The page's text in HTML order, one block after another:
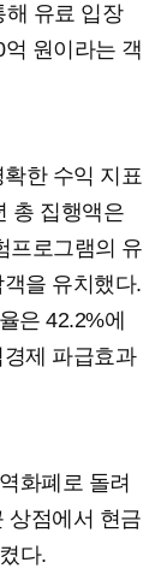
해 유료 입장
원이라는 객
한 수익 지표
총 집행액은
프로그램의 유
을 유치했다.
은 42.2%에
제 파급효과
화폐로 돌려
상점에서 현금
다.